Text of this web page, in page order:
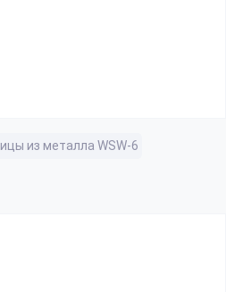
из металла WSW-6